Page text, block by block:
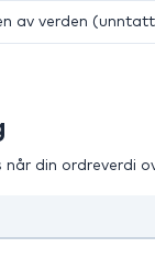
av verden
din ordreverdi